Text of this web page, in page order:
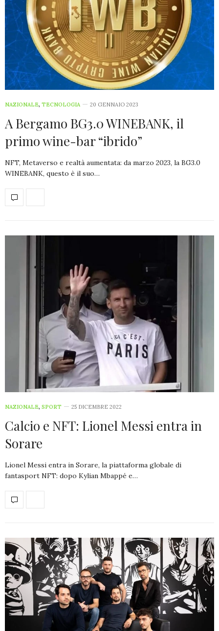
NAZIONALE, TECNOLOGIA 20 GENNAIO 2023
A Bergamo BG3.0 WINEBANK, il
primo wine-bar “ibrido”
NFT, Metaverso e realtà aumentata: da marzo 2023, la BG3.0
WINEBANK, questo è il suo…
NAZIONALE, SPORT 25 DICEMBRE 2022
Calcio e NFT: Lionel Messi entra in
Sorare
Lionel Messi entra in Sorare, la piattaforma globale di
fantasport NFT: dopo Kylian Mbappé e…